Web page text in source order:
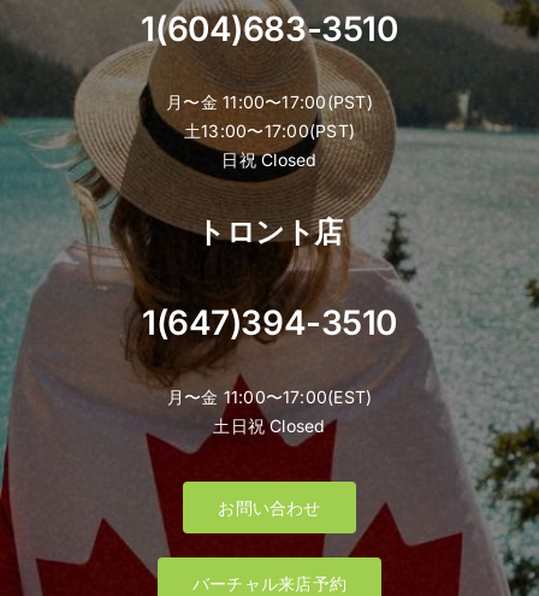
1(604)683-3510
月〜金 11:00〜17:00(PST)
土13:00〜17:00(PST)
日祝 Closed
トロント店
1(647)394-3510
月〜金 11:00〜17:00(EST)
土日祝 Closed
お問い合わせ
バーチャル来店予約